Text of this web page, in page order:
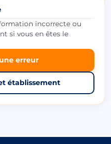
incorrecte ou
si vous en êtes le
erreur
établissement